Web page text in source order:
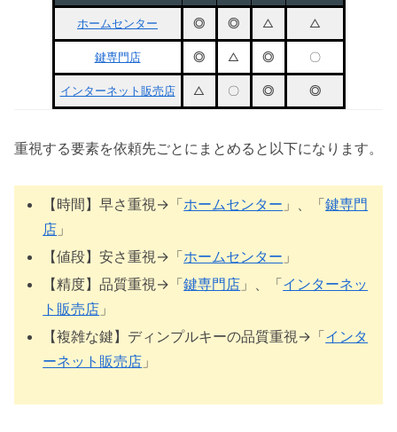
ホームセンター ◎ ◎ △ △
鍵専門店 ◎ △ ◎ 〇
インターネット販売店 △ 〇 ◎ ◎
重視する要素を依頼先ごとにまとめると以下になります。
【時間】早さ重視→「ホームセンター 」、「鍵専門
店 」
【値段】安さ重視→「ホームセンター 」
【精度】品質重視→「鍵専門店 」、「インターネッ
ト販売店 」
【複雑な鍵】ディンプルキーの品質重視→「インタ
ーネット販売店 」